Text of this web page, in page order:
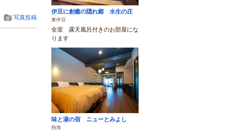
写真投稿
伊豆に創癒の隠れ郷 水生の庄
東伊豆
全室 露天風呂付きのお部屋にな
ります
味と湯の宿 ニューとみよし
熱海